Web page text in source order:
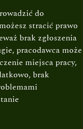
do
stracić prawo
brak zgłoszenia
pracodawca może
miejsca pracy,
brak